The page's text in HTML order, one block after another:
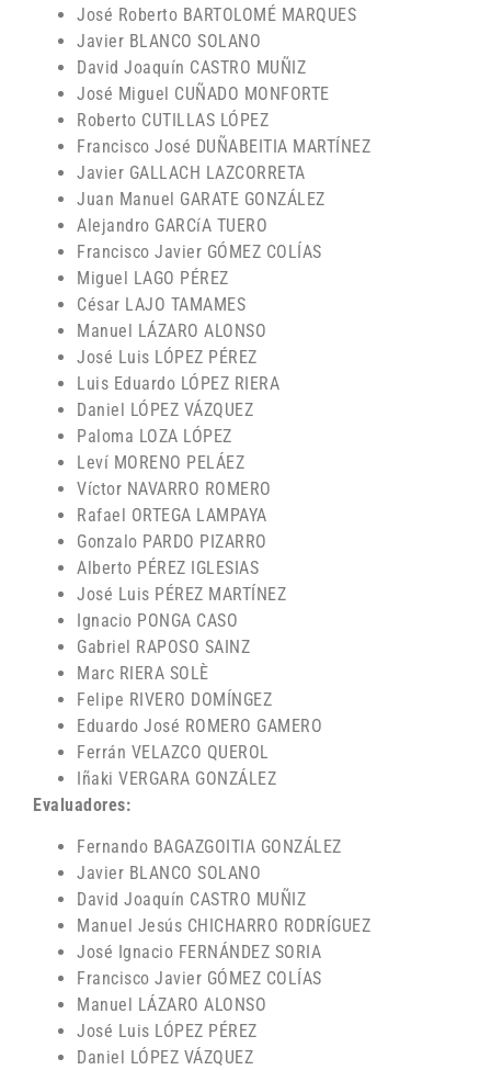
José Roberto BARTOLOMÉ MARQUES
Javier BLANCO SOLANO
David Joaquín CASTRO MUÑIZ
José Miguel CUÑADO MONFORTE
Roberto CUTILLAS LÓPEZ
Francisco José DUÑABEITIA MARTÍNEZ
Javier GALLACH LAZCORRETA
Juan Manuel GARATE GONZÁLEZ
Alejandro GARCíA TUERO
Francisco Javier GÓMEZ COLÍAS
Miguel LAGO PÉREZ
César LAJO TAMAMES
Manuel LÁZARO ALONSO
José Luis LÓPEZ PÉREZ
Luis Eduardo LÓPEZ RIERA
Daniel LÓPEZ VÁZQUEZ
Paloma LOZA LÓPEZ
Leví MORENO PELÁEZ
Víctor NAVARRO ROMERO
Rafael ORTEGA LAMPAYA
Gonzalo PARDO PIZARRO
Alberto PÉREZ IGLESIAS
José Luis PÉREZ MARTÍNEZ
Ignacio PONGA CASO
Gabriel RAPOSO SAINZ
Marc RIERA SOLÈ
Felipe RIVERO DOMÍNGEZ
Eduardo José ROMERO GAMERO
Ferrán VELAZCO QUEROL
Iñaki VERGARA GONZÁLEZ
Evaluadores:
Fernando BAGAZGOITIA GONZÁLEZ
Javier BLANCO SOLANO
David Joaquín CASTRO MUÑIZ
Manuel Jesús CHICHARRO RODRÍGUEZ
José Ignacio FERNÁNDEZ SORIA
Francisco Javier GÓMEZ COLÍAS
Manuel LÁZARO ALONSO
José Luis LÓPEZ PÉREZ
Daniel LÓPEZ VÁZQUEZ